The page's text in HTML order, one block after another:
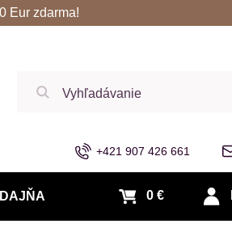
+421 907 426 661
0 €
Eur zdarma!